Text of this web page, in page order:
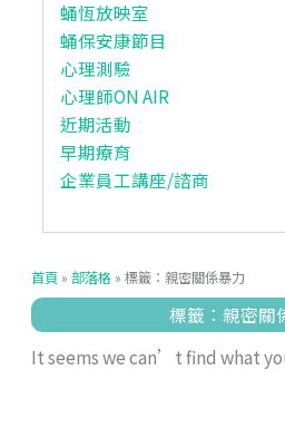
蛹恆放映室
蛹保安康節目
心理測驗
心理師ON AIR
近期活動
早期療育
企業員工講座/諮商
首頁 »部落格 »標籤：親密關係暴力
標籤：親密關
It seems we can’t find what